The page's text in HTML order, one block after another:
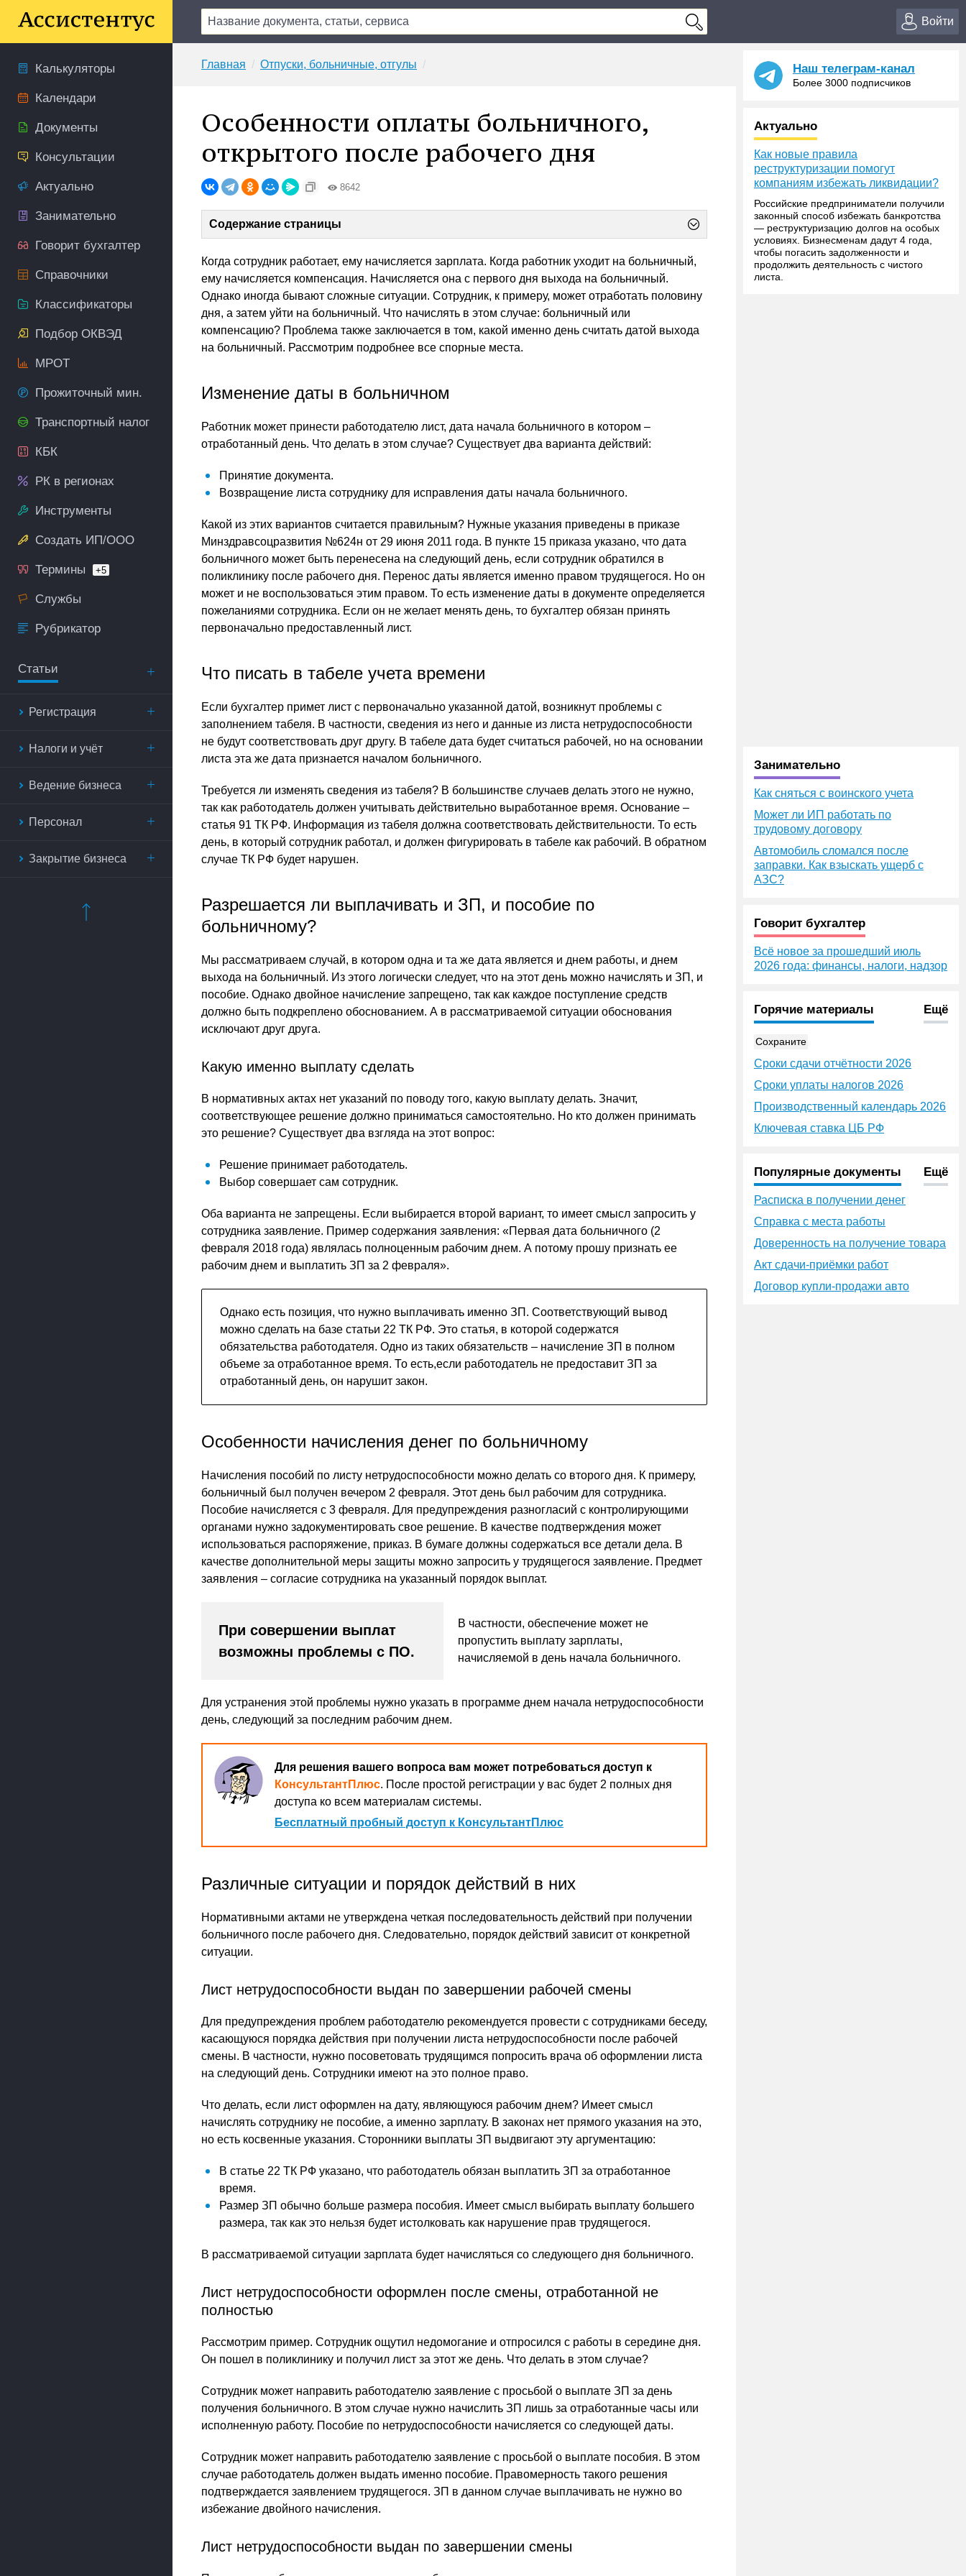
Войти
Калькуляторы
Календари
Документы
Консультации
Актуально
Занимательно
Говорит бухгалтер
Справочники
Классификаторы
Подбор ОКВЭД
МРОТ
Прожиточный мин.
Транспортный налог
КБК
РК в регионах
Инструменты
Создать ИП/ООО
Термины +5
Службы
Рубрикатор
Статьи
Регистрация
Налоги и учёт
Ведение бизнеса
Персонал
Закрытие бизнеса
Главная Отпуски, больничные, отгулы
Особенности оплаты больничного,
открытого после рабочего дня
8642
Содержание страницы
Когда сотрудник работает, ему начисляется зарплата. Когда работник уходит на больничный,
ему начисляется компенсация. Начисляется она с первого дня выхода на больничный.
Однако иногда бывают сложные ситуации. Сотрудник, к примеру, может отработать половину
дня, а затем уйти на больничный. Что начислять в этом случае: больничный или
компенсацию? Проблема также заключается в том, какой именно день считать датой выхода
на больничный. Рассмотрим подробнее все спорные места.
Изменение даты в больничном
Работник может принести работодателю лист, дата начала больничного в котором –
отработанный день. Что делать в этом случае? Существует два варианта действий:
Принятие документа.
Возвращение листа сотруднику для исправления даты начала больничного.
Какой из этих вариантов считается правильным? Нужные указания приведены в приказе
Минздравсоцразвития №624н от 29 июня 2011 года. В пункте 15 приказа указано, что дата
больничного может быть перенесена на следующий день, если сотрудник обратился в
поликлинику после рабочего дня. Перенос даты является именно правом трудящегося. Но он
может и не воспользоваться этим правом. То есть изменение даты в документе определяется
пожеланиями сотрудника. Если он не желает менять день, то бухгалтер обязан принять
первоначально предоставленный лист.
Что писать в табеле учета времени
Если бухгалтер примет лист с первоначально указанной датой, возникнут проблемы с
заполнением табеля. В частности, сведения из него и данные из листа нетрудоспособности
не будут соответствовать друг другу. В табеле дата будет считаться рабочей, но на основании
листа эта же дата признается началом больничного.
Требуется ли изменять сведения из табеля? В большинстве случаев делать этого не нужно,
так как работодатель должен учитывать действительно выработанное время. Основание –
статья 91 ТК РФ. Информация из табеля должна соответствовать действительности. То есть
день, в который сотрудник работал, и должен фигурировать в табеле как рабочий. В обратном
случае ТК РФ будет нарушен.
Разрешается ли выплачивать и ЗП, и пособие по
больничному?
Мы рассматриваем случай, в котором одна и та же дата является и днем работы, и днем
выхода на больничный. Из этого логически следует, что на этот день можно начислять и ЗП, и
пособие. Однако двойное начисление запрещено, так как каждое поступление средств
должно быть подкреплено обоснованием. А в рассматриваемой ситуации обоснования
исключают друг друга.
Какую именно выплату сделать
В нормативных актах нет указаний по поводу того, какую выплату делать. Значит,
соответствующее решение должно приниматься самостоятельно. Но кто должен принимать
это решение? Существует два взгляда на этот вопрос:
Решение принимает работодатель.
Выбор совершает сам сотрудник.
Оба варианта не запрещены. Если выбирается второй вариант, то имеет смысл запросить у
сотрудника заявление. Пример содержания заявления: «Первая дата больничного (2
февраля 2018 года) являлась полноценным рабочим днем. А потому прошу признать ее
рабочим днем и выплатить ЗП за 2 февраля».
Однако есть позиция, что нужно выплачивать именно ЗП. Соответствующий вывод
можно сделать на базе статьи 22 ТК РФ. Это статья, в которой содержатся
обязательства работодателя. Одно из таких обязательств – начисление ЗП в полном
объеме за отработанное время. То есть,если работодатель не предоставит ЗП за
отработанный день, он нарушит закон.
Особенности начисления денег по больничному
Начисления пособий по листу нетрудоспособности можно делать со второго дня. К примеру,
больничный был получен вечером 2 февраля. Этот день был рабочим для сотрудника.
Пособие начисляется с 3 февраля. Для предупреждения разногласий с контролирующими
органами нужно задокументировать свое решение. В качестве подтверждения может
использоваться распоряжение, приказ. В бумаге должны содержаться все детали дела. В
качестве дополнительной меры защиты можно запросить у трудящегося заявление. Предмет
заявления – согласие сотрудника на указанный порядок выплат.
При совершении выплат
возможны проблемы с ПО.
В частности, обеспечение может не
пропустить выплату зарплаты,
начисляемой в день начала больничного.
Для устранения этой проблемы нужно указать в программе днем начала нетрудоспособности
день, следующий за последним рабочим днем.
Для решения вашего вопроса вам может потребоваться доступ к
КонсультантПлюс. После простой регистрации у вас будет 2 полных дня
доступа ко всем материалам системы.
Бесплатный пробный доступ к КонсультантПлюс
Различные ситуации и порядок действий в них
Нормативными актами не утверждена четкая последовательность действий при получении
больничного после рабочего дня. Следовательно, порядок действий зависит от конкретной
ситуации.
Лист нетрудоспособности выдан по завершении рабочей смены
Для предупреждения проблем работодателю рекомендуется провести с сотрудниками беседу,
касающуюся порядка действия при получении листа нетрудоспособности после рабочей
смены. В частности, нужно посоветовать трудящимся попросить врача об оформлении листа
на следующий день. Сотрудники имеют на это полное право.
Что делать, если лист оформлен на дату, являющуюся рабочим днем? Имеет смысл
начислять сотруднику не пособие, а именно зарплату. В законах нет прямого указания на это,
но есть косвенные указания. Сторонники выплаты ЗП выдвигают эту аргументацию:
В статье 22 ТК РФ указано, что работодатель обязан выплатить ЗП за отработанное
время.
Размер ЗП обычно больше размера пособия. Имеет смысл выбирать выплату большего
размера, так как это нельзя будет истолковать как нарушение прав трудящегося.
В рассматриваемой ситуации зарплата будет начисляться со следующего дня больничного.
Лист нетрудоспособности оформлен после смены, отработанной не
полностью
Рассмотрим пример. Сотрудник ощутил недомогание и отпросился с работы в середине дня.
Он пошел в поликлинику и получил лист за этот же день. Что делать в этом случае?
Сотрудник может направить работодателю заявление с просьбой о выплате ЗП за день
получения больничного. В этом случае нужно начислить ЗП лишь за отработанные часы или
исполненную работу. Пособие по нетрудоспособности начисляется со следующей даты.
Сотрудник может направить работодателю заявление с просьбой о выплате пособия. В этом
случае работодатель должен выдать именно пособие. Правомерность такого решения
подтверждается заявлением трудящегося. ЗП в данном случае выплачивать не нужно во
избежание двойного начисления.
Лист нетрудоспособности выдан по завершении смены
Наш телеграм-канал
Более 3000 подписчиков
Актуально
Как новые правила
реструктуризации помогут
компаниям избежать ликвидации?
Российские предприниматели получили
законный способ избежать банкротства
— реструктуризацию долгов на особых
условиях. Бизнесменам дадут 4 года,
чтобы погасить задолженности и
продолжить деятельность с чистого
листа.
Занимательно
Как сняться с воинского учета
Может ли ИП работать по
трудовому договору
Автомобиль сломался после
заправки. Как взыскать ущерб с
АЗС?
Говорит бухгалтер
Всё новое за прошедший июль
2026 года: финансы, налоги, надзор
Горячие материалы Ещё
Сохраните
Сроки сдачи отчётности 2026
Сроки уплаты налогов 2026
Производственный календарь 2026
Ключевая ставка ЦБ РФ
Популярные документы Ещё
Расписка в получении денег
Справка с места работы
Доверенность на получение товара
Акт сдачи-приёмки работ
Договор купли-продажи авто